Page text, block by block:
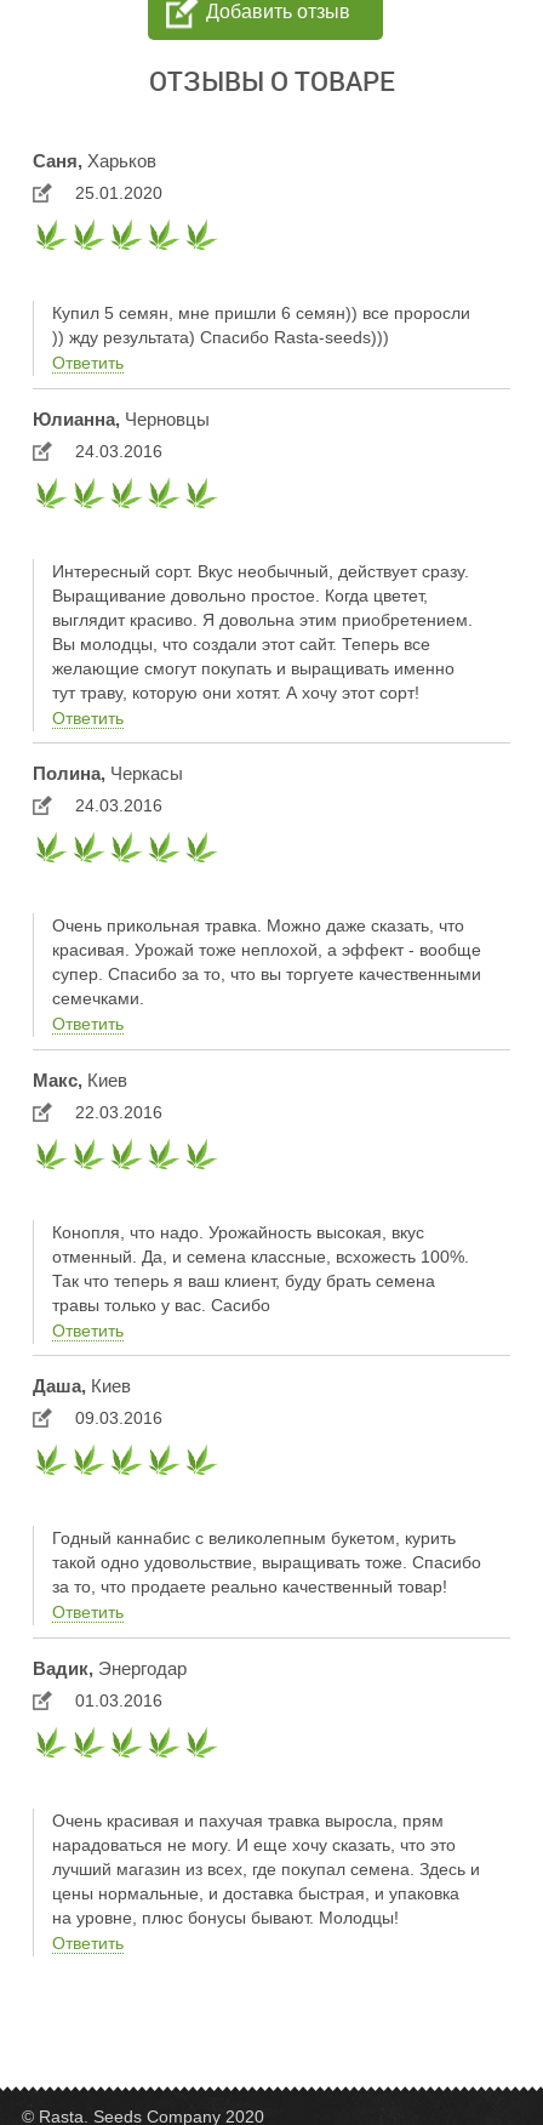
ОТЗЫВЫ О ТОВАРЕ
Добавить отзыв
Саня,Харьков
25.01.2020
Купил 5 семян, мне пришли 6 семян)) все проросли
)) жду результата) Спасибо Rasta-seeds)))
Ответить
Юлианна,Черновцы
24.03.2016
Интересный сорт. Вкус необычный, действует сразу.
Выращивание довольно простое. Когда цветет,
выглядит красиво. Я довольна этим приобретением.
Вы молодцы, что создали этот сайт. Теперь все
желающие смогут покупать и выращивать именно
тут траву, которую они хотят. А хочу этот сорт!
Ответить
Полина,Черкасы
24.03.2016
Очень прикольная травка. Можно даже сказать, что
красивая. Урожай тоже неплохой, а эффект - вообще
супер. Спасибо за то, что вы торгуете качественными
семечками.
Ответить
Макс,Киев
22.03.2016
Конопля, что надо. Урожайность высокая, вкус
отменный. Да, и семена классные, всхожесть 100%.
Так что теперь я ваш клиент, буду брать семена
травы только у вас. Сасибо
Ответить
Даша,Киев
09.03.2016
Годный каннабис с великолепным букетом, курить
такой одно удовольствие, выращивать тоже. Спасибо
за то, что продаете реально качественный товар!
Ответить
Вадик,Энергодар
01.03.2016
Очень красивая и пахучая травка выросла, прям
нарадоваться не могу. И еще хочу сказать, что это
лучший магазин из всех, где покупал семена. Здесь и
цены нормальные, и доставка быстрая, и упаковка
на уровне, плюс бонусы бывают. Молодцы!
Ответить
© Rasta. Seeds Company 2020